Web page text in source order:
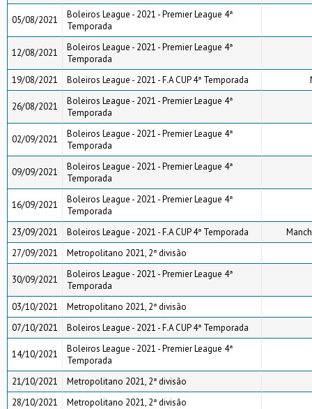
05/08/2021
Boleiros League - 2021 - Premier League 4ª
Temporada
12/08/2021
Boleiros League - 2021 - Premier League 4ª
Temporada
19/08/2021
Boleiros League - 2021 - F.A CUP 4ª Temporada
26/08/2021
Boleiros League - 2021 - Premier League 4ª
Temporada
02/09/2021
Boleiros League - 2021 - Premier League 4ª
Temporada
09/09/2021
Boleiros League - 2021 - Premier League 4ª
Temporada
16/09/2021
Boleiros League - 2021 - Premier League 4ª
Temporada
23/09/2021
Boleiros League - 2021 - F.A CUP 4ª Temporada
27/09/2021
Metropolitano 2021, 2ª divisão
30/09/2021
Boleiros League - 2021 - Premier League 4ª
Temporada
03/10/2021
Metropolitano 2021, 2ª divisão
07/10/2021
Boleiros League - 2021 - F.A CUP 4ª Temporada
14/10/2021
Boleiros League - 2021 - Premier League 4ª
Temporada
21/10/2021
Metropolitano 2021, 2ª divisão
28/10/2021
Metropolitano 2021, 2ª divisão